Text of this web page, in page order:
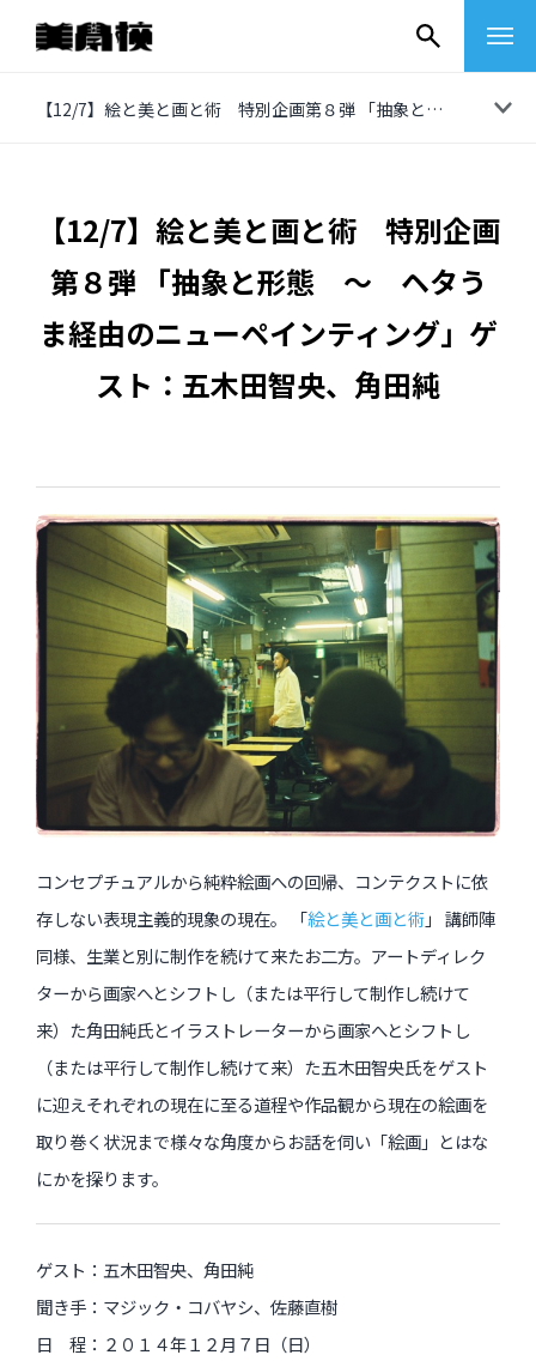
【12/7】絵と美と画と術 特別企画第８弾 「抽象と形態 ～ ヘタうま経由のニューペインティング」ゲスト：五木田智央、角田純
インタビュー
受講生・修了生の活動
展覧会アーカイブ
座談会
講座レポート
連載・コラム
未分類
近日開催のイベント・オープン講座・展覧会
オープン講座
過去のイベント・オープン講座・展覧会
過去のオープン講座
過去の展覧会
【12/7】絵と美と画と術 特別企画
第８弾 「抽象と形態 ～ ヘタう
ま経由のニューペインティング」ゲ
スト：五木田智央、角田純
コンセプチュアルから純粋絵画への回帰、コンテクストに依
存しない表現主義的現象の現在。 「絵と美と画と術」 講師陣
同様、生業と別に制作を続けて来たお二方。アートディレク
ターから画家へとシフトし（または平行して制作し続けて
来）た角田純氏とイラストレーターから画家へとシフトし
（または平行して制作し続けて来）た五木田智央氏をゲスト
に迎えそれぞれの現在に至る道程や作品観から現在の絵画を
取り巻く状況まで様々な角度からお話を伺い「絵画」とはな
にかを探ります。
ゲスト：五木田智央、角田純
聞き手：マジック・コバヤシ、佐藤直樹
日 程：２０１４年１２月７日（日）